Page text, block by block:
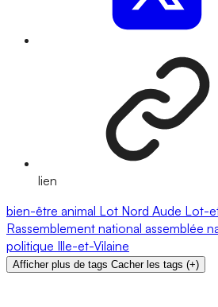
lien
bien-être animal Lot Nord Aude Lot-
Rassemblement national assemblée
politique Ille-et-Vilaine
Afficher plus de tags Cacher les tags (+)